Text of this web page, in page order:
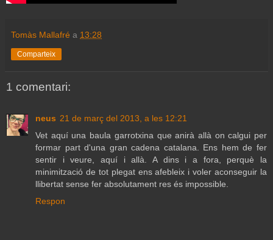
Tomàs Mallafré a 13:28
Comparteix
1 comentari:
neus 21 de març del 2013, a les 12:21
Vet aquí una baula garrotxina que anirà allà on calgui per
formar part d'una gran cadena catalana. Ens hem de fer
sentir i veure, aquí i allà. A dins i a fora, perquè la
minimització de tot plegat ens afebleix i voler aconseguir la
llibertat sense fer absolutament res és impossible.
Respon